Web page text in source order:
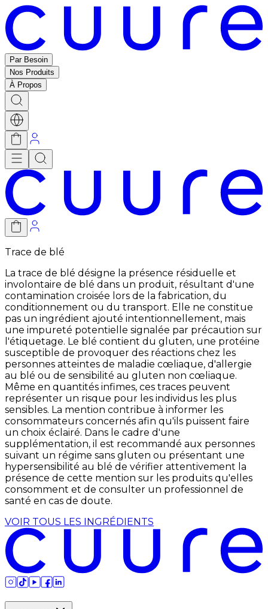
Par Besoin
Nos Produits
À Propos
Trace de blé
La trace de blé désigne la présence résiduelle et
involontaire de blé dans un produit, résultant d'une
contamination croisée lors de la fabrication, du
conditionnement ou du transport. Elle ne constitue
pas un ingrédient ajouté intentionnellement, mais
une impureté potentielle signalée par précaution sur
l'étiquetage. Le blé contient du gluten, une protéine
susceptible de provoquer des réactions chez les
personnes atteintes de maladie cœliaque, d'allergie
au blé ou de sensibilité au gluten non cœliaque.
Même en quantités infimes, ces traces peuvent
représenter un risque pour les individus les plus
sensibles. La mention contribue à informer les
consommateurs concernés afin qu'ils puissent faire
un choix éclairé. Dans le cadre d'une
supplémentation, il est recommandé aux personnes
suivant un régime sans gluten ou présentant une
hypersensibilité au blé de vérifier attentivement la
présence de cette mention sur les produits qu'elles
consomment et de consulter un professionnel de
santé en cas de doute.
VOIR TOUS LES INGRÉDIENTS